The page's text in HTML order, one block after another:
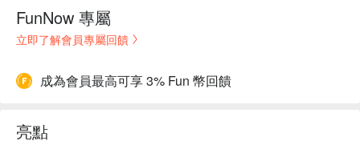
FunNow 專屬
立即了解會員專屬回饋
成為會員最高可享 3% Fun 幣回饋
亮點